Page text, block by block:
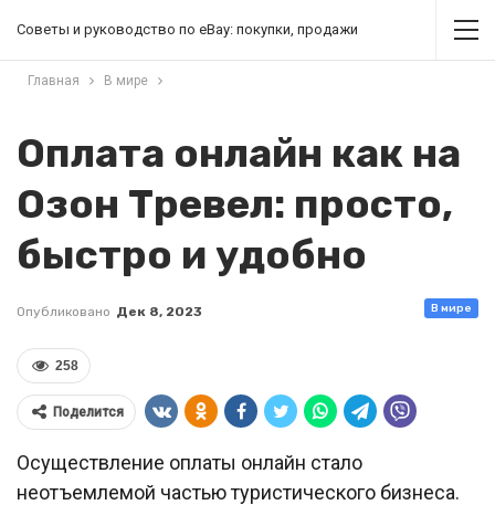
Советы и руководство по eBay: покупки, продажи
Главная В мире
Оплата онлайн как на
Озон Тревел: просто,
быстро и удобно
В мире
Опубликовано Дек 8, 2023
258
Поделится
Осуществление оплаты онлайн стало
неотъемлемой частью туристического бизнеса.